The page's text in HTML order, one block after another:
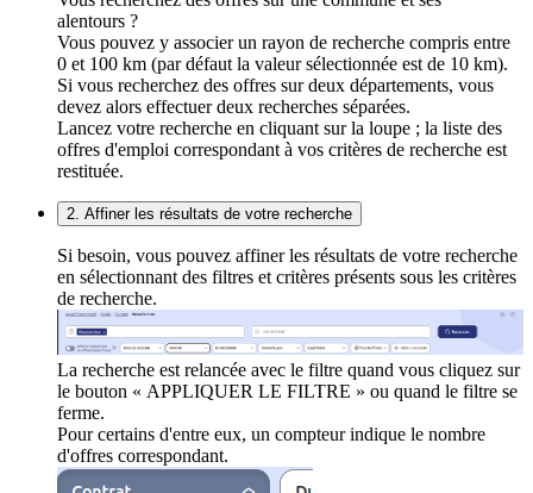
alentours ?
Vous pouvez y associer un rayon de recherche compris entre
0 et 100 km (par défaut la valeur sélectionnée est de 10 km).
Si vous recherchez des offres sur deux départements, vous
devez alors effectuer deux recherches séparées.
Lancez votre recherche en cliquant sur la loupe ; la liste des
offres d'emploi correspondant à vos critères de recherche est
restituée.
2. Affiner les résultats de votre recherche
Si besoin, vous pouvez affiner les résultats de votre recherche
en sélectionnant des filtres et critères présents sous les critères
de recherche.
La recherche est relancée avec le filtre quand vous cliquez sur
le bouton « APPLIQUER LE FILTRE » ou quand le filtre se
ferme.
Pour certains d'entre eux, un compteur indique le nombre
d'offres correspondant.